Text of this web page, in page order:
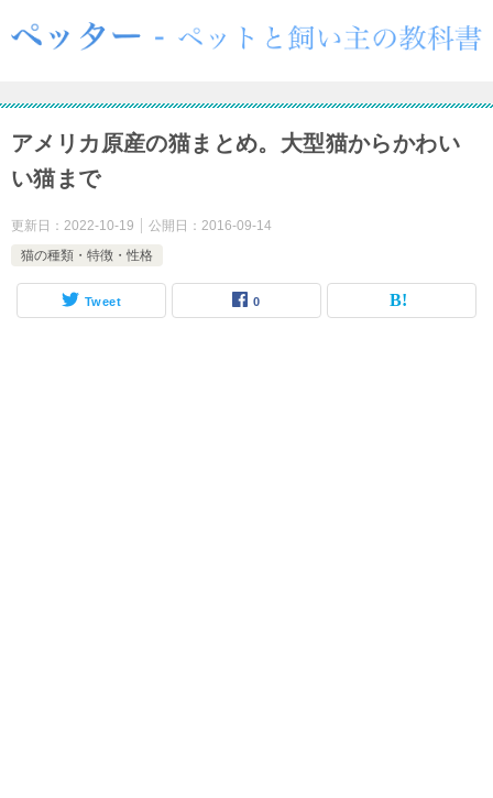
アメリカ原産の猫まとめ。大型猫からかわい
い猫まで
更新日： 2022-10-19 公開日： 2016-09-14
猫の種類・特徴・性格
Tweet 0